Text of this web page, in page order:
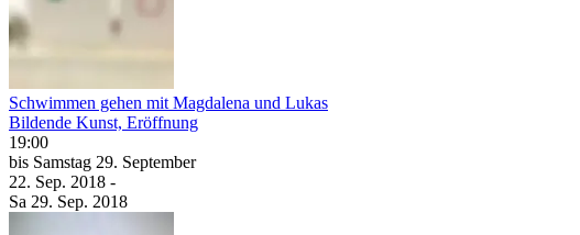
Schwimmen gehen mit Magdalena und Lukas
Bildende Kunst, Eröffnung
19:00
bis Samstag 29. September
22. Sep. 2018 -
Sa 29. Sep. 2018